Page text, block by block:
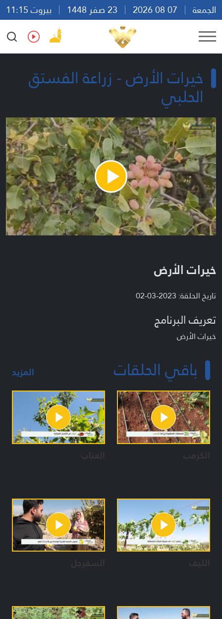
الجمعة
بيروت 11:15
Ar
En Fr Es
خيرات الأرض - زراعة الفستق
الحلبي
Play
Video
خيرات الأرض
تاريخ الحلقة: 2023-03-02
تعريف البرنامج
خيرات الأرض
باقي الحلقات المزيد
الكرمب العناب
الليف السفرجل